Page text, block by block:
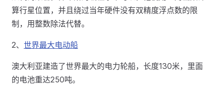
算行星位置，并且绕过当年硬件没有双精度浮点数的限
制，用整数除法代替。
2、 世界最大电动船
澳大利亚建造了世界最大的电力轮船，长度130米，里面
的电池重达250吨。